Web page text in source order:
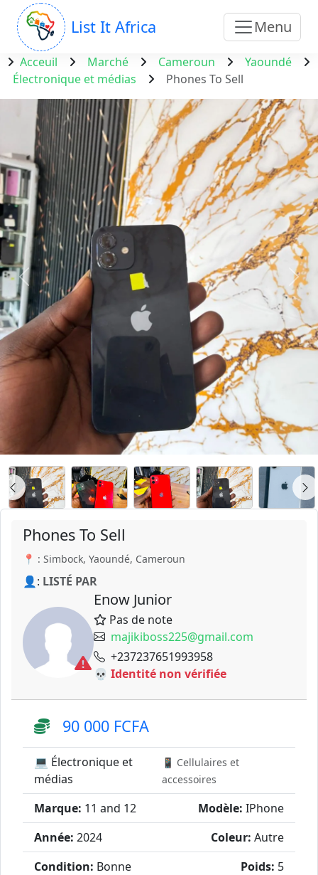
List It Africa Menu
Acceuil Marché Cameroun
Yaoundé
Électronique et médias
Phones To Sell
Phones To Sell
📍 : Simbock, Yaoundé, Cameroun
👤: LISTÉ PAR
Enow Junior
Pas de note
majikiboss225@gmail.com
+237237651993958
💀 Identité non vérifiée
90 000 FCFA
💻 Électronique et
médias
📱 Cellulaires et
accessoires
Marque: 11 and 12 Modèle: IPhone
Année: 2024 Coleur: Autre
Condition: Bonne Poids: 5